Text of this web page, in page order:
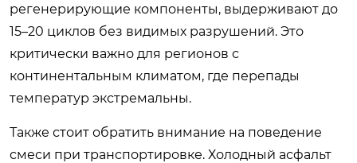
регенерирующие компоненты, выдерживают до
15–20 циклов без видимых разрушений. Это
критически важно для регионов с
континентальным климатом, где перепады
температур экстремальны.
Также стоит обратить внимание на поведение
смеси при транспортировке. Холодный асфальт